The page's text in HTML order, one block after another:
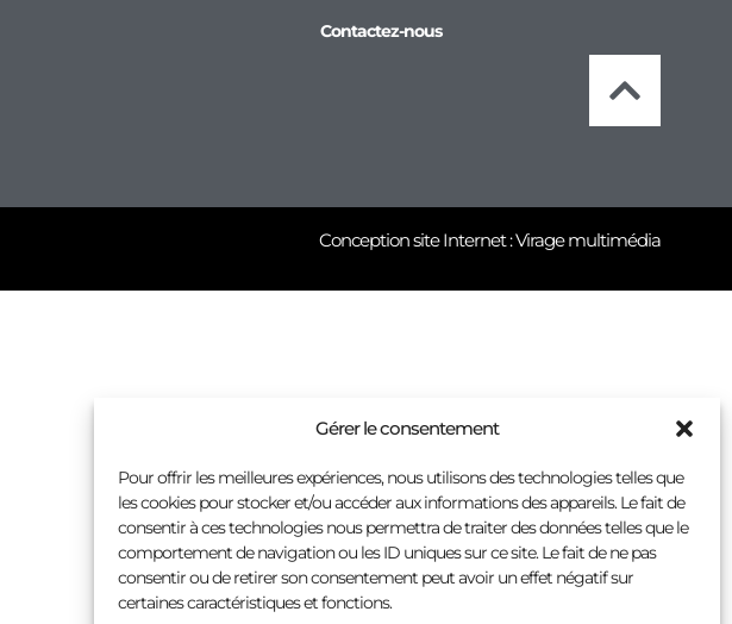
Gérer le consentement
Pour offrir les meilleures expériences, nous utilisons des technologies telles que
les cookies pour stocker et/ou accéder aux informations des appareils. Le fait de
consentir à ces technologies nous permettra de traiter des données telles que le
comportement de navigation ou les ID uniques sur ce site. Le fait de ne pas
consentir ou de retirer son consentement peut avoir un effet négatif sur
certaines caractéristiques et fonctions.
Contactez-nous
Conception site Internet : Virage multimédia